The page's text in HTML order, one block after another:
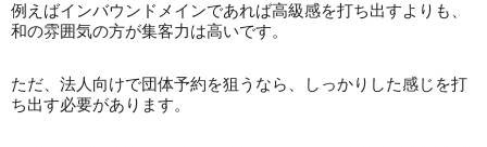
例えばインバウンドメインであれば高級感を打ち出すよりも、
和の雰囲気の方が集客力は高いです。
ただ、法人向けで団体予約を狙うなら、しっかりした感じを打
ち出す必要があります。